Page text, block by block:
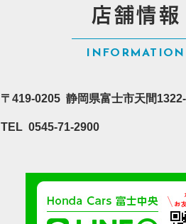
店舗情報
INFORMATION
〒419-0205 静岡県富士市天間
TEL 0545-71-2900